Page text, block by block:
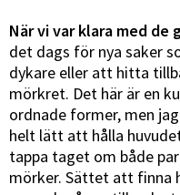
När vi var klara med
det dags för nya saker
dykare eller att hitta
mörkret. Det här är en
ordnade former, men
helt lätt att hålla
tappa taget om både
mörker. Sättet att finna